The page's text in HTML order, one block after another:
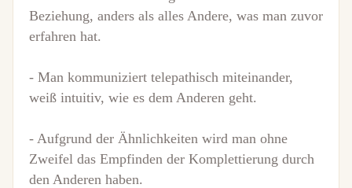
Beziehung, anders als alles Andere, was man zuvor
erfahren hat.
- Man kommuniziert telepathisch miteinander,
weiß intuitiv, wie es dem Anderen geht.
- Aufgrund der Ähnlichkeiten wird man ohne
Zweifel das Empfinden der Komplettierung durch
den Anderen haben.